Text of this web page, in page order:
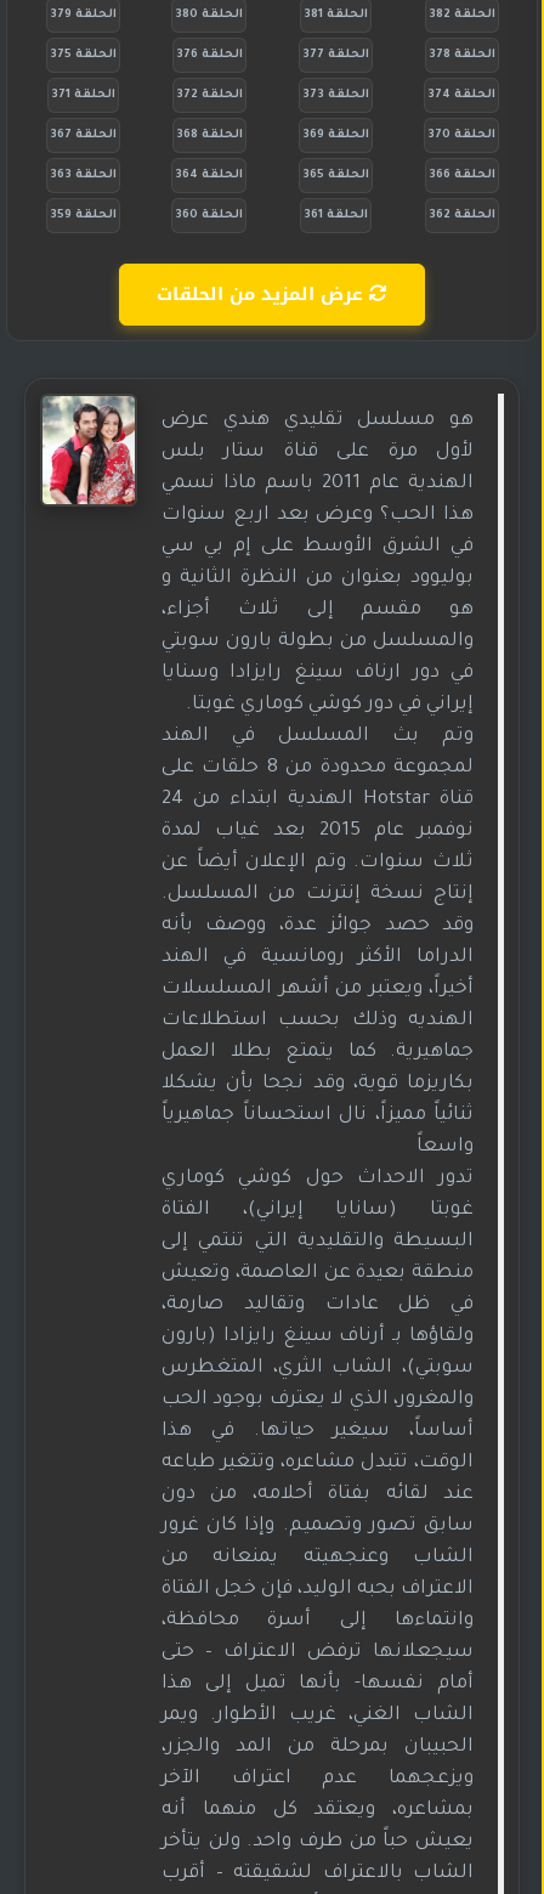
الحلقة 382 الحلقة 381 الحلقة 380 الحلقة 379
الحلقة 378 الحلقة 377 الحلقة 376 الحلقة 375
الحلقة 374 الحلقة 373 الحلقة 372 الحلقة 371
الحلقة 370 الحلقة 369 الحلقة 368 الحلقة 367
الحلقة 366 الحلقة 365 الحلقة 364 الحلقة 363
الحلقة 362 الحلقة 361 الحلقة 360 الحلقة 359
عرض المزيد من الحلقات
هو مسلسل تقليدي هندي عرض
لأول مرة على قناة ستار بلس
الهندية عام 2011 باسم ماذا نسمي
هذا الحب؟ وعرض بعد اربع سنوات
في الشرق الأوسط على إم بي سي
بوليوود بعنوان من النظرة الثانية و
هو مقسم إلى ثلاث أجزاء،
والمسلسل من بطولة بارون سوبتي
في دور ارناف سينغ رايزادا وسنايا
إيراني في دور كوشي كوماري غوبتا.
وتم بث المسلسل في الهند
لمجموعة محدودة من 8 حلقات على
قناة Hotstar الهندية ابتداء من 24
نوفمبر عام 2015 بعد غياب لمدة
ثلاث سنوات. وتم الإعلان أيضاً عن
إنتاج نسخة إنترنت من المسلسل.
وقد حصد جوائز عدة، ووصف بأنه
الدراما الأكثر رومانسية في الهند
أخيراً، ويعتبر من أشهر المسلسلات
الهنديه وذلك بحسب استطلاعات
جماهيرية. كما يتمتع بطلا العمل
بكاريزما قوية، وقد نجحا بأن يشكلا
ثنائياً مميزاً، نال استحساناً جماهيرياً
واسعاً
تدور الاحداث حول كوشي كوماري
غوبتا (سانايا إيراني)، الفتاة
البسيطة والتقليدية التي تنتمي إلى
منطقة بعيدة عن العاصمة، وتعيش
في ظل عادات وتقاليد صارمة،
ولقاؤها بـ أرناف سينغ رايزادا (بارون
سوبتي)، الشاب الثري، المتغطرس
والمغرور، الذي لا يعترف بوجود الحب
أساساً، سيغير حياتها. في هذا
الوقت، تتبدل مشاعره، وتتغير طباعه
عند لقائه بفتاة أحلامه، من دون
سابق تصور وتصميم. وإذا كان غرور
الشاب وعنجهيته يمنعانه من
الاعتراف بحبه الوليد، فإن خجل الفتاة
وانتماءها إلى أسرة محافظة،
سيجعلانها ترفض الاعتراف – حتى
أمام نفسها- بأنها تميل إلى هذا
الشاب الغني، غريب الأطوار. ويمر
الحبيبان بمرحلة من المد والجزر،
ويزعجهما عدم اعتراف الآخر
بمشاعره، ويعتقد كل منهما أنه
يعيش حباً من طرف واحد. ولن يتأخر
الشاب بالاعتراف لشقيقته – أقرب